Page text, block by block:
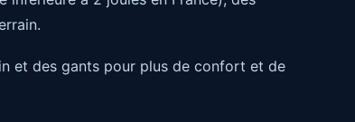
et des gants pour plus de confort et de